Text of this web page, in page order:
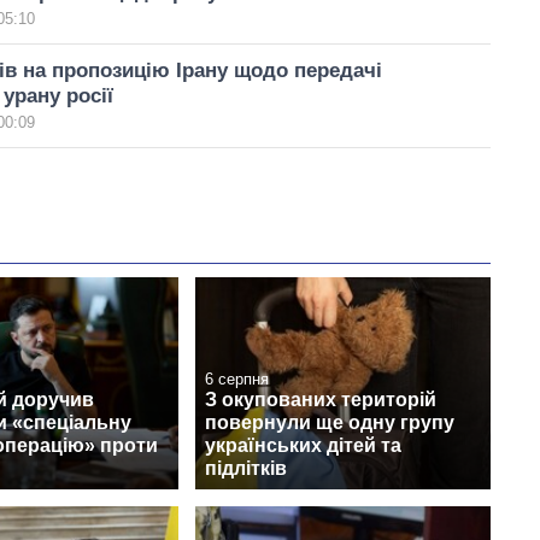
на пропозицію Ірану щодо передачі
росії
доручив
«спеціальну
проти
6 серпня
З окупованих територій
повернули ще одну групу
українських дітей та
підлітків